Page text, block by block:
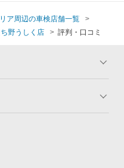
ア周辺の車検店舗一覧
野うしく店
評判・口コミ
ンペーン一覧
購入